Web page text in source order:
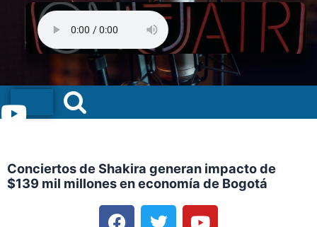
Menu
Conciertos de Shakira generan impacto de
$139 mil millones en economía de Bogotá
F
T
Y